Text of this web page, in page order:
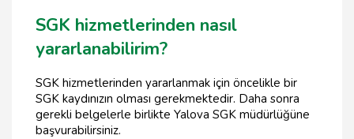
SGK hizmetlerinden nasıl
yararlanabilirim?
SGK hizmetlerinden yararlanmak için öncelikle bir
SGK kaydınızın olması gerekmektedir. Daha sonra
gerekli belgelerle birlikte Yalova SGK müdürlüğüne
başvurabilirsiniz.